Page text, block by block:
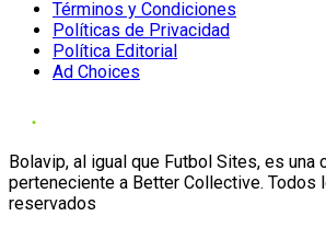
Términos y Condiciones
Políticas de Privacidad
Política Editorial
Ad Choices
Bolavip, al igual que Futbol Sites, es una
perteneciente a Better Collective. Todos
reservados